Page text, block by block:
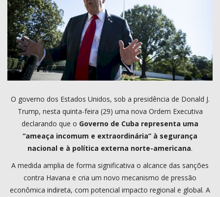
QUEM SOMOS
MUSICA
O governo dos Estados Unidos, sob a presidência de Donald J.
Trump, nesta quinta-feira (29) uma nova Ordem Executiva
declarando que o Governo de Cuba representa uma
“ameaça incomum e extraordinária” à segurança
nacional e à política externa norte-americana.
A medida amplia de forma significativa o alcance das sanções
contra Havana e cria um novo mecanismo de pressão
econômica indireta, com potencial impacto regional e global. A